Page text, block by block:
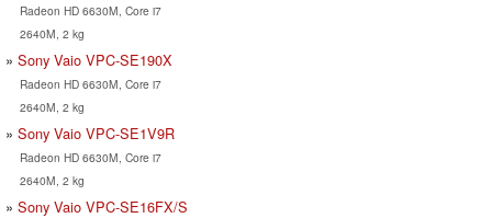
Radeon HD 6630M, Core i7
2640M, 2 kg
Sony Vaio VPC-SE190X
Radeon HD 6630M, Core i7
2640M, 2 kg
Sony Vaio VPC-SE1V9R
Radeon HD 6630M, Core i7
2640M, 2 kg
Sony Vaio VPC-SE16FX/S